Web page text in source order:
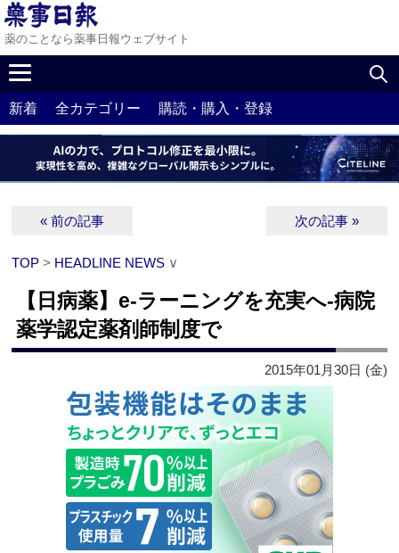
薬のことなら薬事日報ウェブサイト
新着 全カテゴリー 購読・購入・登録
« 前の記事 次の記事 »
TOP > HEADLINE NEWS ∨
【日病薬】e-ラーニングを充実へ‐病院
薬学認定薬剤師制度で
2015年01月30日 (金)